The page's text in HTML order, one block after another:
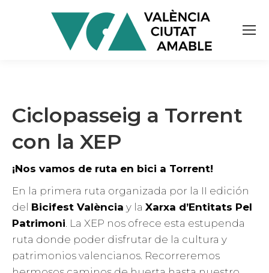
Ciclopasseig a Torrent
con la XEP
¡Nos vamos de ruta en bici a Torrent!
En la primera ruta organizada por la II edición
del Bicifest València y la Xarxa d’Entitats Pel
Patrimoni. La XEP nos ofrece esta estupenda
ruta donde poder disfrutar de la cultura y
patrimonios valencianos. Recorreremos